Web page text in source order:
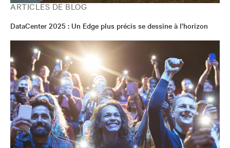
ARTICLES DE BLOG
DataCenter 2025 : Un Edge plus précis se dessine à l’horizon